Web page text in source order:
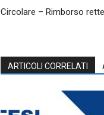
Circolare – Rimborso
ARTICOLI CORRELATI